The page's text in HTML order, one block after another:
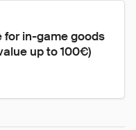
for in-game goods
up to 100€)